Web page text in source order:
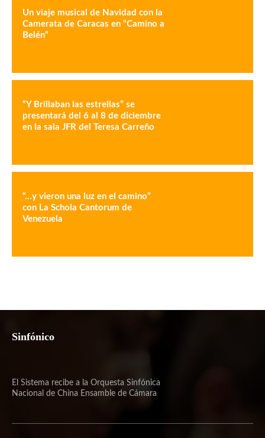
Un viaje musical de Navidad con la
Camerata de Caracas en “Camino a
Belén”
“Y Brillaban las estrellas” se
presentará del 6 al 8 de diciembre
en la sala JFR del Teresa Carreño
“…y vieron una luz en el camino”
con La Schola Cantorum de
Venezuela
Sinfónico
El Sistema recibe a la Orquesta Sinfónica
Nacional de China Ensamble de Cámara